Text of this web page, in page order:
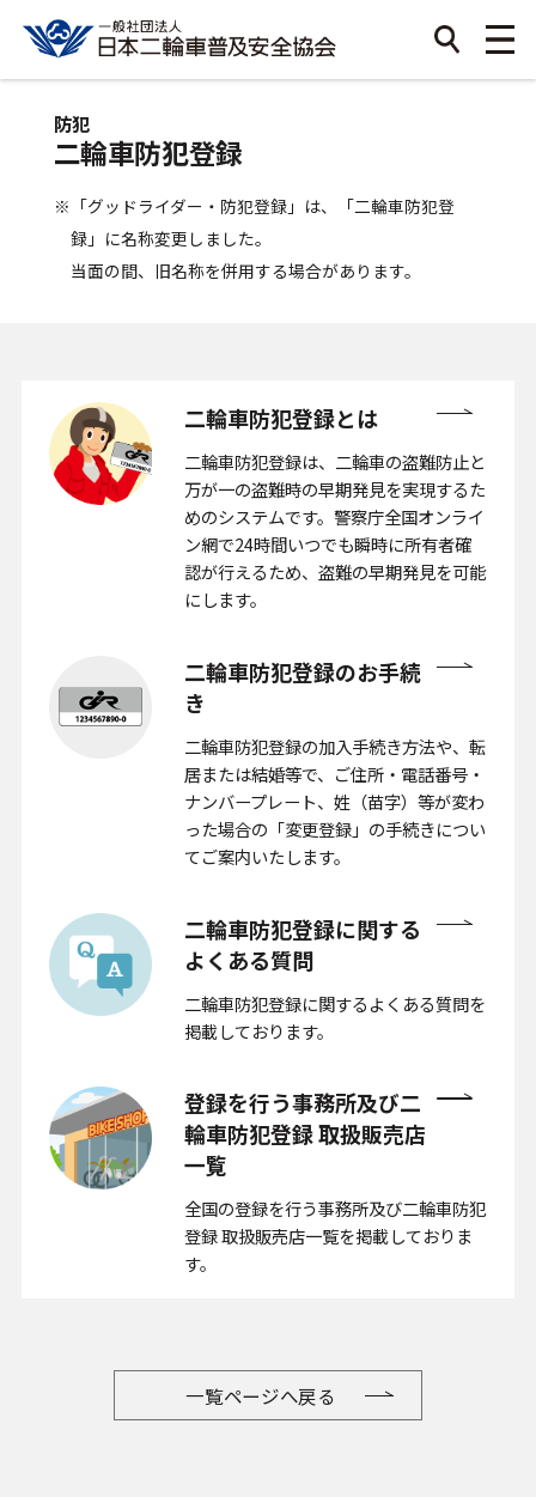
防犯
二輪車防犯登録
※「グッドライダー・防犯登録」は、「二輪車防犯登
録」に名称変更しました。
当面の間、旧名称を併用する場合があります。
二輪車防犯登録とは
二輪車防犯登録は、二輪車の盗難防止と
万が一の盗難時の早期発見を実現するた
めのシステムです。警察庁全国オンライ
ン網で24時間いつでも瞬時に所有者確
認が行えるため、盗難の早期発見を可能
にします。
二輪車防犯登録のお手続
き
二輪車防犯登録の加入手続き方法や、転
居または結婚等で、ご住所・電話番号・
ナンバープレート、姓（苗字）等が変わ
った場合の「変更登録」の手続きについ
てご案内いたします。
二輪車防犯登録に関する
よくある質問
二輪車防犯登録に関するよくある質問を
掲載しております。
登録を行う事務所及び二
輪車防犯登録 取扱販売店
一覧
全国の登録を行う事務所及び二輪車防犯
登録 取扱販売店一覧を掲載しておりま
す。
一覧ページへ戻る